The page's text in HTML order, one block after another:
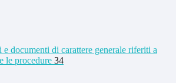
e documenti di carattere generale riferiti a
le procedure 34